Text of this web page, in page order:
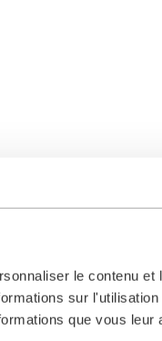
le contenu
sur
que vous